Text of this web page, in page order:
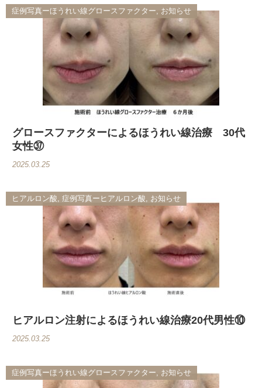
症例写真ーほうれい線グロースファクター, お知らせ
グロースファクターによるほうれい線治療 30代
女性㊲
2025.03.25
ヒアルロン酸, 症例写真ーヒアルロン酸, お知らせ
ヒアルロン注射によるほうれい線治療20代男性⑩
2025.03.25
症例写真ーほうれい線グロースファクター, お知らせ